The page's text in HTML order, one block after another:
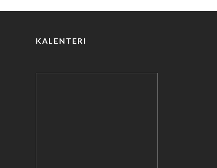
k
KALENTERI